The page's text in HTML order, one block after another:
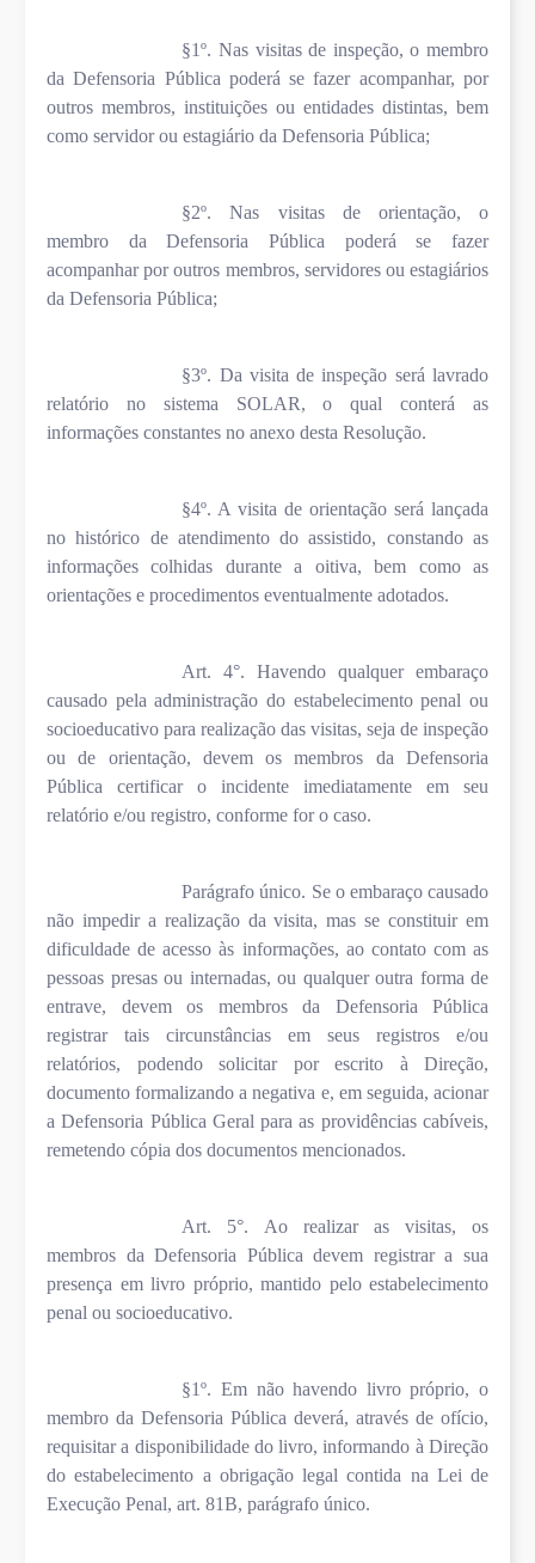
§1º. Nas visitas de inspeção, o membro
da Defensoria Pública poderá se fazer acompanhar, por
outros membros, instituições ou entidades distintas, bem
como servidor ou estagiário da Defensoria Pública;
§2º. Nas visitas de orientação, o
membro da Defensoria Pública poderá se fazer
acompanhar por outros membros, servidores ou estagiários
da Defensoria Pública;
§3º. Da visita de inspeção será lavrado
relatório no sistema SOLAR, o qual conterá as
informações constantes no anexo desta Resolução.
§4º. A visita de orientação será lançada
no histórico de atendimento do assistido, constando as
informações colhidas durante a oitiva, bem como as
orientações e procedimentos eventualmente adotados.
Art. 4°. Havendo qualquer embaraço
causado pela administração do estabelecimento penal ou
socioeducativo para realização das visitas, seja de inspeção
ou de orientação, devem os membros da Defensoria
Pública certificar o incidente imediatamente em seu
relatório e/ou registro, conforme for o caso.
Parágrafo único. Se o embaraço causado
não impedir a realização da visita, mas se constituir em
dificuldade de acesso às informações, ao contato com as
pessoas presas ou internadas, ou qualquer outra forma de
entrave, devem os membros da Defensoria Pública
registrar tais circunstâncias em seus registros e/ou
relatórios, podendo solicitar por escrito à Direção,
documento formalizando a negativa e, em seguida, acionar
a Defensoria Pública Geral para as providências cabíveis,
remetendo cópia dos documentos mencionados.
Art. 5°. Ao realizar as visitas, os
membros da Defensoria Pública devem registrar a sua
presença em livro próprio, mantido pelo estabelecimento
penal ou socioeducativo.
§1º. Em não havendo livro próprio, o
membro da Defensoria Pública deverá, através de ofício,
requisitar a disponibilidade do livro, informando à Direção
do estabelecimento a obrigação legal contida na Lei de
Execução Penal, art. 81B, parágrafo único.